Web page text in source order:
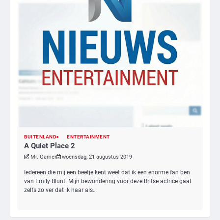
BUITENLAND ENTERTAINMENT
A Quiet Place 2
Mr. Gamer woensdag, 21 augustus 2019
Iedereen die mij een beetje kent weet dat ik een enorme fan ben
van Emily Blunt. Mijn bewondering voor deze Britse actrice gaat
zelfs zo ver dat ik haar als…
3
Nick Reiner, zoon van regisseur Rob
Reiner, gearresteerd na dood ouders
Ms. Army Girl